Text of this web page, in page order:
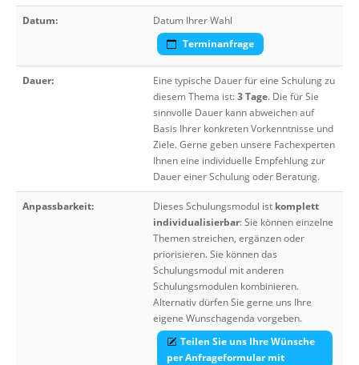
Datum:
Datum Ihrer Wahl
Terminanfrage
Dauer:
Eine typische Dauer für eine Schulung zu
diesem Thema ist:3 Tage. Die für Sie
sinnvolle Dauer kann abweichen auf
Basis Ihrer konkreten Vorkenntnisse und
Ziele. Gerne geben unsere Fachexperten
Ihnen eine individuelle Empfehlung zur
Dauer einer Schulung oder Beratung.
Anpassbarkeit: Dieses Schulungsmodul ist komplett
individualisierbar: Sie können einzelne
Themen streichen, ergänzen oder
priorisieren. Sie können das
Schulungsmodul mit anderen
Schulungsmodulen kombinieren.
Alternativ dürfen Sie gerne uns Ihre
eigene Wunschagenda vorgeben.
Teilen Sie uns Ihre Wünsche
per Anfrageformular mit